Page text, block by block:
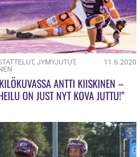
,JYMYJUTUT,
11.6.2020
ANTTI KIISKINEN –
ON JUST NYT KOVA JUTTU!”